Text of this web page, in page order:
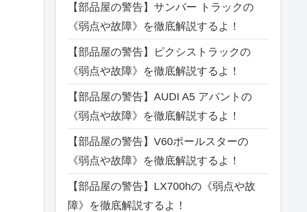
【部品屋の警告】サンバー トラックの
《弱点や故障》を徹底解説するよ！
【部品屋の警告】ピクシストラックの
《弱点や故障》を徹底解説するよ！
【部品屋の警告】AUDI A5 アバントの
《弱点や故障》を徹底解説するよ！
【部品屋の警告】V60ポールスターの
《弱点や故障》を徹底解説するよ！
【部品屋の警告】LX700hの《弱点や故
障》を徹底解説するよ！